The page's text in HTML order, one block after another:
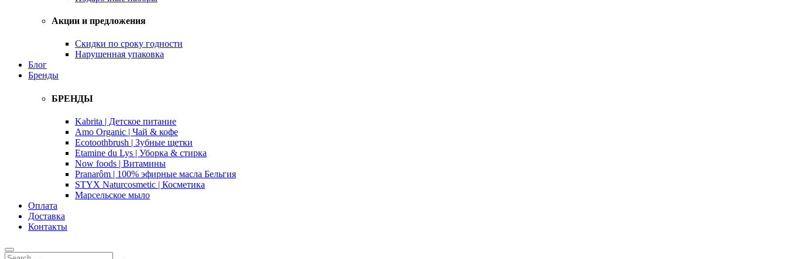
Акции и предложения
Скидки по сроку годности
Нарушенная упаковка
Блог
Бренды
БРЕНДЫ
Kabrita | Детское питание
Amo Organic | Чай & кофе
Ecotoothbrush | Зубные щетки
Etamine du Lys | Уборка & стирка
Now foods | Витамины
Pranarôm | 100% эфирные масла Бельгия
STYX Naturcosmetic | Косметика
Марсельское мыло
Оплата
Доставка
Контакты